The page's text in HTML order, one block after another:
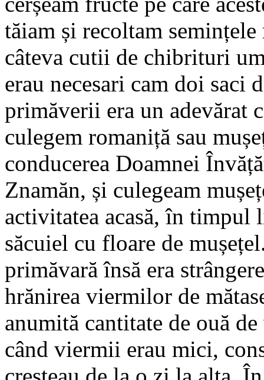
tăiam și recoltam
câteva cutii de chibrituri
erau necesari cam doi saci
primăverii era un adevărat
culegem romaniță sau
conducerea Doamnei
Znamăn, și culegeam
activitatea acasă, în timpul
săcuiel cu floare de
primăvară însă era
hrănirea viermilor de
anumită cantitate de ouă
când viermii erau mici,